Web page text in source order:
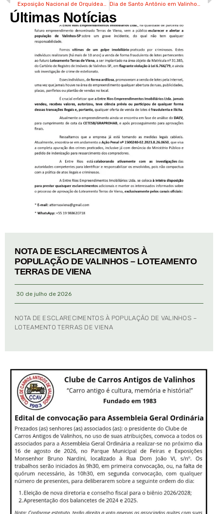
Últimas Notícias
NOTA DE ESCLARECIMENTOS À
POPULAÇÃO DE VALINHOS – LOTEAMENTO
TERRAS DE VIENA
30 de julho de 2026
NOTA DE ESCLARECIMENTOS À POPULAÇÃO DE VALINHOS –
LOTEAMENTO TERRAS DE VIENA